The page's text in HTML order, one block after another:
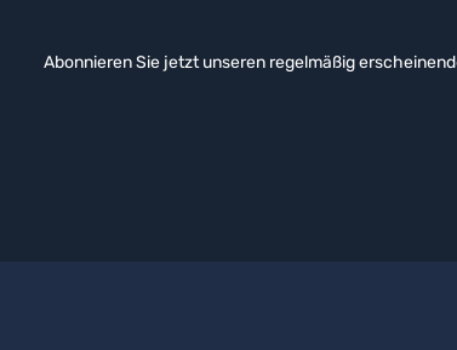
Abonnieren Sie jetzt unseren regelmäßig